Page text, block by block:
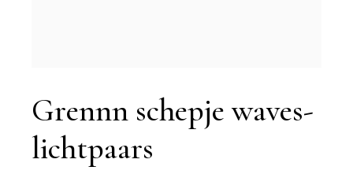
Grennn schepje waves-
lichtpaars